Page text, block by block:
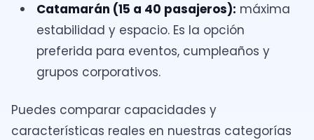
Catamarán (15 a 40 pasajeros): máxima
estabilidad y espacio. Es la opción
preferida para eventos, cumpleaños y
grupos corporativos.
Puedes comparar capacidades y
características reales en nuestras categorías